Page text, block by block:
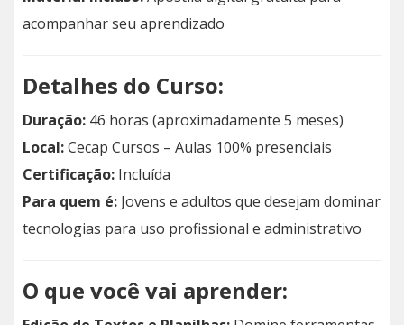
acompanhar seu aprendizado
Detalhes do Curso:
Duração: 46 horas (aproximadamente 5 meses)
Local:Cecap Cursos – Aulas 100% presenciais
Certificação: Incluída
Para quem é: Jovens e adultos que desejam dominar
tecnologias para uso profissional e administrativo
O que você vai aprender: